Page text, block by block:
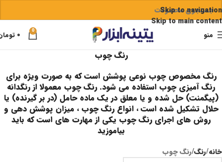
Skip to navigation
Skip to main content
منو 0 ۰
رنگ چوب
رنگ مخصوص چوب نوعی پوشش است که به صورت ویژه برای
رنگ آمیزی چوب استفاده می شود. رنگ چوب معمولا از رنگدانه
(پیگمنت) حل شده و یا معلق در یک ماده حامل (در بر گیرنده) یا
حلال تشکیل شده است ، انواع رنگ چوب ، میزان پوشش دهی و
روش های اجرای رنگ چوب یکی از مهارت های است که باید
بیاموزید
خانه رنگ رنگ چوب